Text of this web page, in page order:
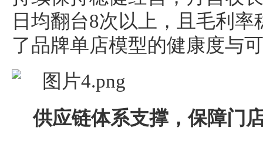
日均翻台8次以上，且毛利
了品牌单店模型的健康度与
供应链体系支撑，保障门